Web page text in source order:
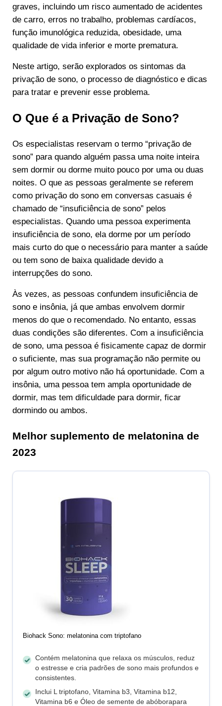
graves, incluindo um risco aumentado de acidentes
de carro, erros no trabalho, problemas cardíacos,
função imunológica reduzida, obesidade, uma
qualidade de vida inferior e morte prematura.
Neste artigo, serão explorados os sintomas da
privação de sono, o processo de diagnóstico e dicas
para tratar e prevenir esse problema.
O Que é a Privação de Sono?
Os especialistas reservam o termo “privação de
sono” para quando alguém passa uma noite inteira
sem dormir ou dorme muito pouco por uma ou duas
noites. O que as pessoas geralmente se referem
como privação do sono em conversas casuais é
chamado de “insuficiência de sono” pelos
especialistas. Quando uma pessoa experimenta
insuficiência de sono, ela dorme por um período
mais curto do que o necessário para manter a saúde
ou tem sono de baixa qualidade devido a
interrupções do sono.
Às vezes, as pessoas confundem insuficiência de
sono e insônia, já que ambas envolvem dormir
menos do que o recomendado. No entanto, essas
duas condições são diferentes. Com a insuficiência
de sono, uma pessoa é fisicamente capaz de dormir
o suficiente, mas sua programação não permite ou
por algum outro motivo não há oportunidade. Com a
insônia, uma pessoa tem ampla oportunidade de
dormir, mas tem dificuldade para dormir, ficar
dormindo ou ambos.
Melhor suplemento de melatonina de
2023
Biohack Sono: melatonina com triptofano
Contém melatonina que relaxa os músculos, reduz
o estresse e cria padrões de sono mais profundos e
consistentes.
Inclui L triptofano, Vitamina b3, Vitamina b12,
Vitamina b6 e Óleo de semente de abóborapara